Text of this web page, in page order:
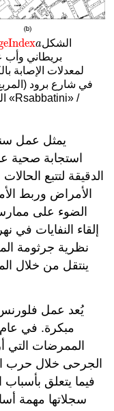
الشكلa
a
بريطاني وأب
لمعدلات الإصابة
في شارع برود
يمثل عمل
استجابة صحية
الدقيقة لتتبع
الأمراض وربط
الضوء على
إلقاء النفايات في
نظرية جرثومة
ينتقل من خلال
يُعد عمل فلورنس
الممرضات التي
الجرحى خلال حرب
فيما يتعلق
سجلاتها مهمة